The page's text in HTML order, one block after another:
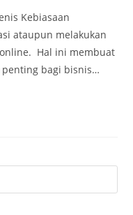
Kebiasaan
ataupun melakukan
Hal ini membuat
bagi bisnis…